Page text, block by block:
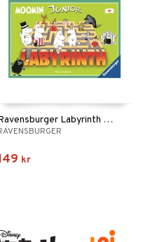
Ravensburger Labyrinth Junior Mumin
kr